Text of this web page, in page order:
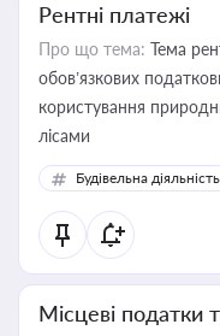
Рентні платежі
Про що тема: Тема
обов’язкових
користування
лісами
Будівельна діяльність
Місцеві податки